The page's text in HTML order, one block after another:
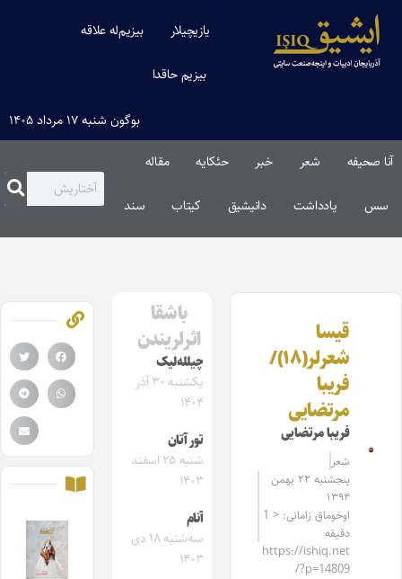
یازیچیلار بیزیم‌له علاقه
بیزیم حاقدا
بوگون شنبه ۱۷ مرداد ۱۴۰۵
آنا صحیفه شعر خبر حئکایه مقاله‌
سس یادداشت دانیشیق کیتاب سند
قیسا
شعرلر(۱۸)/
فریبا
مرتضایی
فریبا مرتضایی
شعر
پنجشنبه ۲۲ بهمن
۱۳۹۴
اوخوماق زامانی: < 1
دقیقه
https://ishiq.net
/?p=14809
باشقا
اثرلریندن
چیلله‌لیک‌
یکشنبه ۳۰ آذر
۱۴۰۴
تور آتان
شنبه ۲۵ اسفند
۱۴۰۳
آنام
سه‌شنبه ۱۸ دی
۱۴۰۳